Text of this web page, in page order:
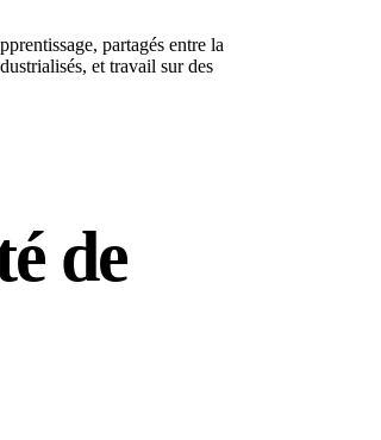
partagés entre la
et travail sur des
de